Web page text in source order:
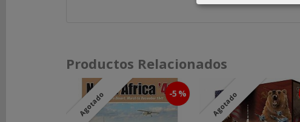
Productos Relacionados
Agotado -5 % Agotado